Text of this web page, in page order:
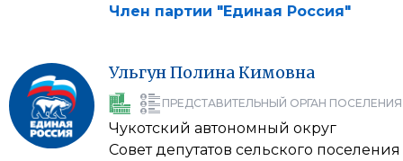
Член партии "Единая Россия"
УльгунПолина Кимовна
ПРЕДСТАВИТЕЛЬНЫЙ ОРГАН ПОСЕЛЕНИЯ
Чукотский автономный округ
Совет депутатов сельского поселения